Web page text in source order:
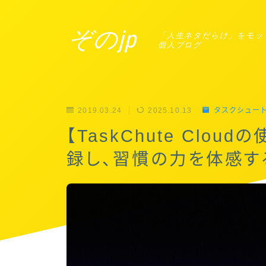
ぞのjp
「人生ネタだらけ」をモ
個人ブログ
2019.03.24 2025.10.13 タスクシュー
【TaskChute Cloudの
録し、習慣の力を体感す